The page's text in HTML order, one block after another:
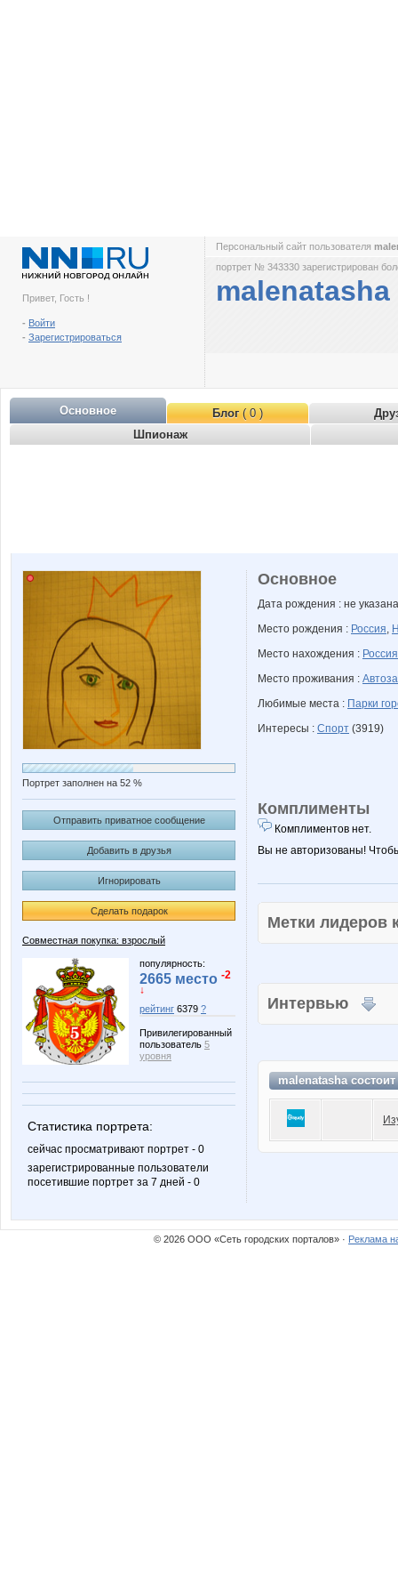
Привет, Гость !
- Войти
- Зарегистрироваться
Персональный сайт пользователя
портрет № 343330 зарегистрирован
malenatasha
Основное Блог( 0 )
Шпионаж
Портрет заполнен на 52 %
Отправить приватное сообщение
Добавить в друзья
Игнорировать
Сделать подарок
Совместная покупка: взрослый
популярность:
2665 место -2
↓
рейтинг 6379 ?
Привилегированный
пользователь 5
уровня
Статистика портрета:
сейчас просматривают портрет - 0
зарегистрированные пользователи
посетившие портрет за 7 дней - 0
Основное
Дата рождения : не указана
Место рождения : Россия,
Место нахождения : Россия
Место проживания :
Любимые места : Парки
Интересы : Спорт (3919)
Комплименты
Комплиментов нет.
Вы не авторизованы!
Метки
Интервью
malenatasha
© 2026 ООО «Сеть городских порталов» · Реклама